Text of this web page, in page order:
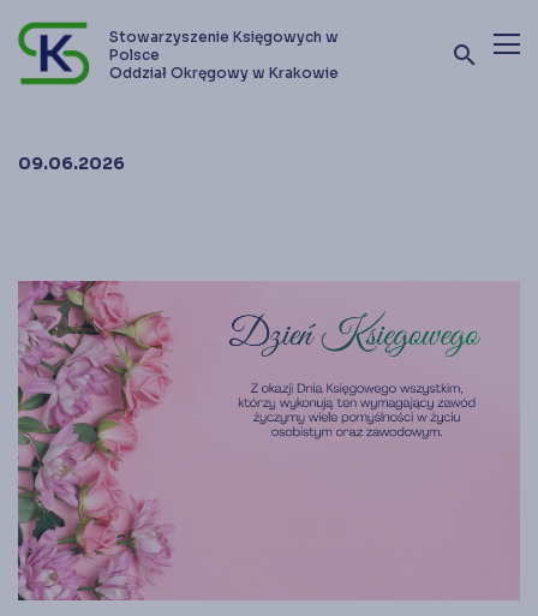
Stowarzyszenie Księgowych w
Polsce
Oddział Okręgowy w Krakowie
search
Zostań członkiem SKwP
09.06.2026